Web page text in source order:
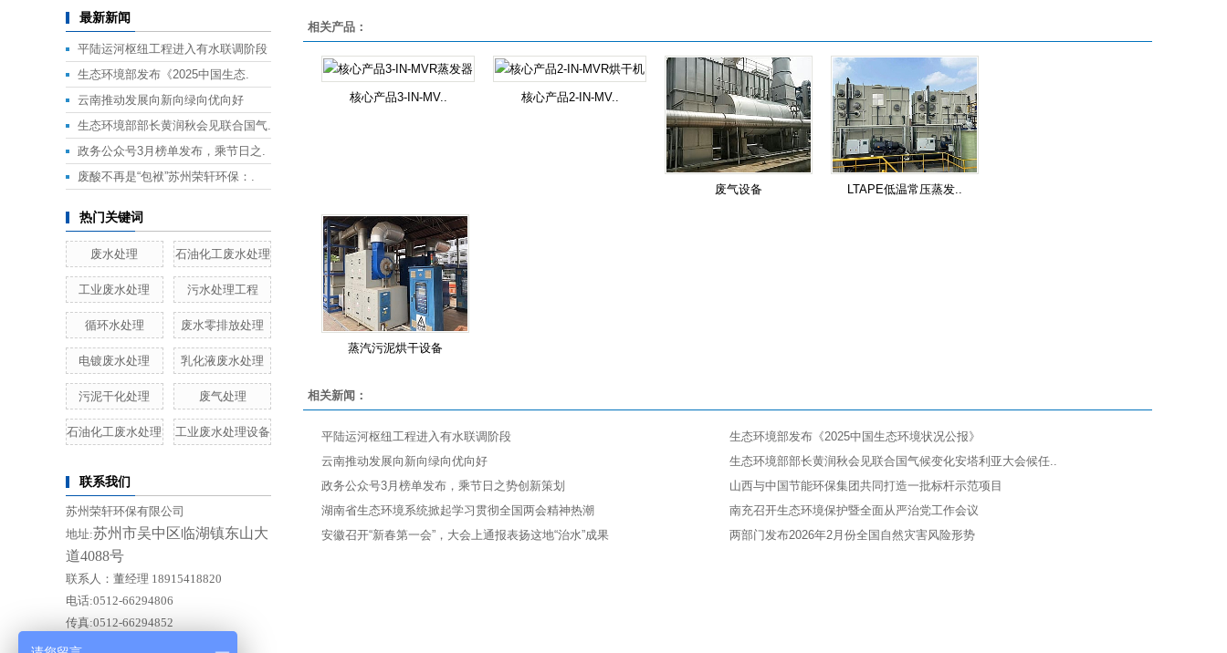
最新新闻
平陆运河枢纽工程进入有水联调阶段
生态环境部发布《2025中国生态.
云南推动发展向新向绿向优向好
生态环境部部长黄润秋会见联合国气.
政务公众号3月榜单发布，乘节日之.
废酸不再是“包袱”苏州荣轩环保：.
热门关键词
废水处理 石油化工废水处理
工业废水处理 污水处理工程
循环水处理 废水零排放处理
电镀废水处理 乳化液废水处理
污泥干化处理 废气处理
石油化工废水处理 工业废水处理设备
联系我们
苏州荣轩环保有限公司
地址:苏州市吴中区临湖镇东山大
道4088号
联系人：董经理 18915418820
电话:0512-66294806
传真:0512-66294852
E-mail:Doishero@rep88.cn
相关产品：
核心产品3-IN-MV.. 核心产品2-IN-MV..
废气设备 LTAPE低温常压蒸发..
蒸汽污泥烘干设备
相关新闻：
平陆运河枢纽工程进入有水联调阶段
生态环境部发布《2025中国生态环境状况公报》
云南推动发展向新向绿向优向好
生态环境部部长黄润秋会见联合国气候变化安塔利亚大会候任..
政务公众号3月榜单发布，乘节日之势创新策划
山西与中国节能环保集团共同打造一批标杆示范项目
湖南省生态环境系统掀起学习贯彻全国两会精神热潮
南充召开生态环境保护暨全面从严治党工作会议
安徽召开“新春第一会”，大会上通报表扬这地“治水”成果
两部门发布2026年2月份全国自然灾害风险形势